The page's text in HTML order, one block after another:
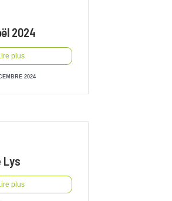
2024
plus
2024
Lys
plus